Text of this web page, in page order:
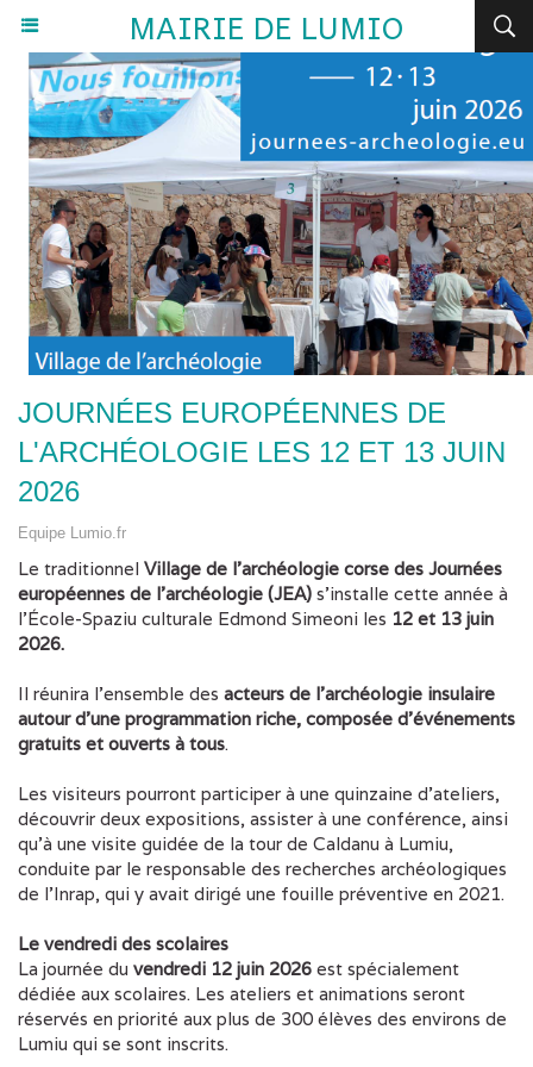
MAIRIE DE LUMIO
JOURNÉES EUROPÉENNES DE
L'ARCHÉOLOGIE LES 12 ET 13 JUIN
2026
Equipe Lumio.fr
Le traditionnel Village de l’archéologie corse des Journées
européennes de l’archéologie (JEA) s’installe cette année à
l’École-Spaziu culturale Edmond Simeoni les 12 et 13 juin
2026.
Il réunira l’ensemble des acteurs de l’archéologie insulaire
autour d’une programmation riche, composée d’événements
gratuits et ouverts à tous.
Les visiteurs pourront participer à une quinzaine d’ateliers,
découvrir deux expositions, assister à une conférence, ainsi
qu’à une visite guidée de la tour de Caldanu à Lumiu,
conduite par le responsable des recherches archéologiques
de l’Inrap, qui y avait dirigé une fouille préventive en 2021.
Le vendredi des scolaires
La journée du vendredi 12 juin 2026 est spécialement
dédiée aux scolaires. Les ateliers et animations seront
réservés en priorité aux plus de 300 élèves des environs de
Lumiu qui se sont inscrits.